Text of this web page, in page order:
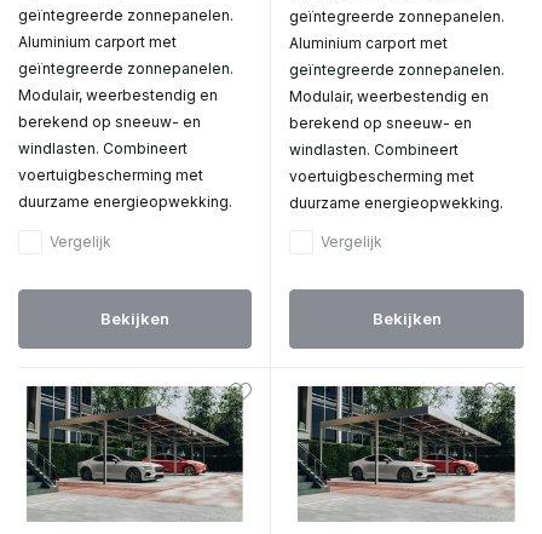
geïntegreerde zonnepanelen.
Aluminium carport met
geïntegreerde zonnepanelen.
Modulair, weerbestendig en
berekend op sneeuw- en
windlasten. Combineert
voertuigbescherming met
duurzame energieopwekking.
Vergelijk
Bekijken
geïntegreerde zonnepanelen.
Aluminium carport met
geïntegreerde zonnepanelen.
Modulair, weerbestendig en
berekend op sneeuw- en
windlasten. Combineert
voertuigbescherming met
duurzame energieopwekking.
Vergelijk
Bekijken